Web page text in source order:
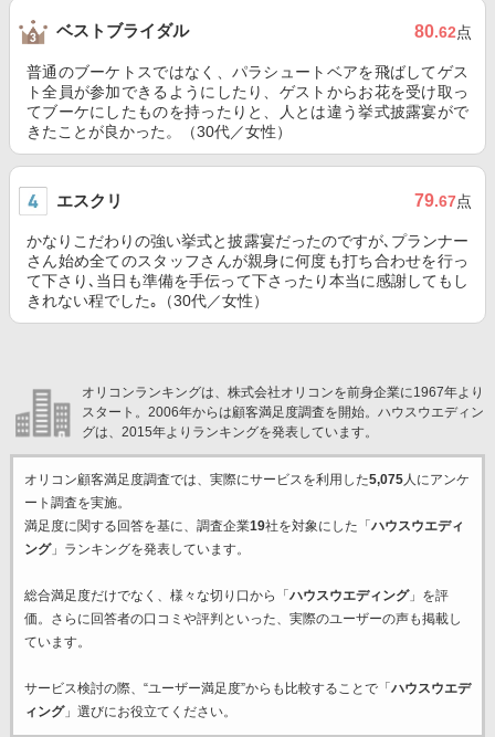
ベストブライダル 80.62点
普通のブーケトスではなく、パラシュートベアを飛ばしてゲス
ト全員が参加できるようにしたり、ゲストからお花を受け取っ
てブーケにしたものを持ったりと、人とは違う挙式披露宴がで
きたことが良かった。（30代／女性）
エスクリ 79.67点
かなりこだわりの強い挙式と披露宴だったのですが､プランナー
さん始め全てのスタッフさんが親身に何度も打ち合わせを行っ
て下さり､当日も準備を手伝って下さったり本当に感謝してもし
きれない程でした｡（30代／女性）
オリコンランキングは、株式会社オリコンを前身企業に1967年より
スタート。2006年からは顧客満足度調査を開始。ハウスウエディン
グは、2015年よりランキングを発表しています。
オリコン顧客満足度調査では、実際にサービスを利用した5,075人にアンケ
ート調査を実施。
満足度に関する回答を基に、調査企業19社を対象にした「 ハウスウエディ
ング」ランキングを発表しています。
総合満足度だけでなく、様々な切り口から「 ハウスウエディング」を評
価。さらに回答者の口コミや評判といった、実際のユーザーの声も掲載し
ています。
サービス検討の際、“ユーザー満足度”からも比較することで「 ハウスウエデ
ィング」選びにお役立てください。